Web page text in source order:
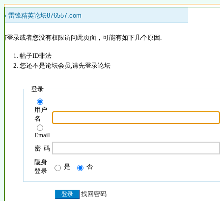
» 雷锋精英论坛876557.com
登录或者您没有权限访问此页面，可能有如下几个原因:
帖子ID非法
您还不是论坛会员,请先登录论坛
登录
用户
名
Email
密 码
隐身
登录
是 否
找回密码